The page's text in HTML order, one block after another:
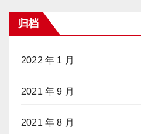
归档
2022 年 1 月
2021 年 9 月
2021 年 8 月